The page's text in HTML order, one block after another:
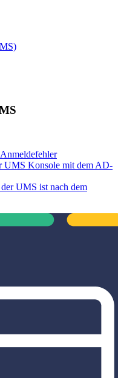
UMS Konsole mit dem AD-
UMS ist nach dem